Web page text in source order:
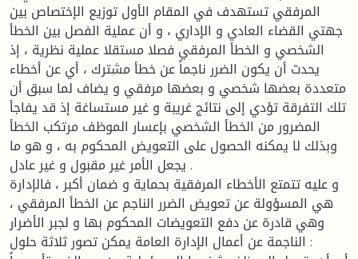
المرفقي تستهدف في المقام الأول توزيع الإختصاص بين
جهتي القضاء العادي و الإداري ، و أن عملية الفصل بين الخطأ
الشخصي و الخطأ المرفقي فصلا مستقلا عملية نظرية ، إذ
يحدث أن يكون الضرر ناجماً عن خطأ مشترك ، أي عن أخطاء
متعددة بعضها شخصي و بعضها مرفقي و يضاف لما سبق أن
تلك التفرقة تؤدي إلى نتائج غريبة و غير مستساغة إذ قد يفاجأ
المضرور من الخطأ الشخصي بإعسار الموظف مرتكب الخطأ
وبذلك لا يمكنه الحصول على التعويض المحكوم به ، و هو ما
يجعل الأمر غير مقبول و غير عادل .
و عليه تتمتع الأخطاء المرفقية بحماية و ضمان أكبر ، فالإدارة
هي المسؤولة عن تعويض الضرر الناجم عن الخطأ المرفقي ،
وهي قادرة عن دفع التعويضات المحكوم بها و لجبر الأضرار
الناجمة عن أعمال الإدارة العامة يمكن تصور ثلاثة حلول :